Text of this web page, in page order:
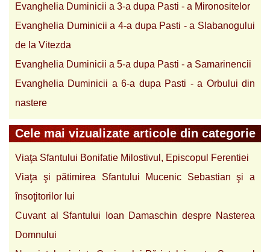
Evanghelia Duminicii a 3-a dupa Pasti - a Mironositelor
Evanghelia Duminicii a 4-a dupa Pasti - a Slabanogului
de la Vitezda
Evanghelia Duminicii a 5-a dupa Pasti - a Samarinencii
Evanghelia Duminicii a 6-a dupa Pasti - a Orbului din
nastere
Cele mai vizualizate articole din categorie
Viaţa Sfantului Bonifatie Milostivul, Episcopul Ferentiei
Viaţa şi pătimirea Sfantului Mucenic Sebastian şi a
însoţitorilor lui
Cuvant al Sfantului Ioan Damaschin despre Nasterea
Domnului